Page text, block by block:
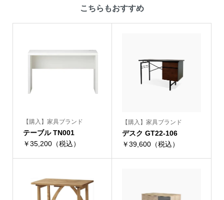
こちらもおすすめ
【購入】家具ブランド
テーブル TN001
￥35,200（税込）
【購入】家具ブランド
デスク GT22-106
￥39,600（税込）